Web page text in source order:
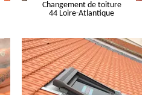
Changement de toiture
44 Loire-Atlantique